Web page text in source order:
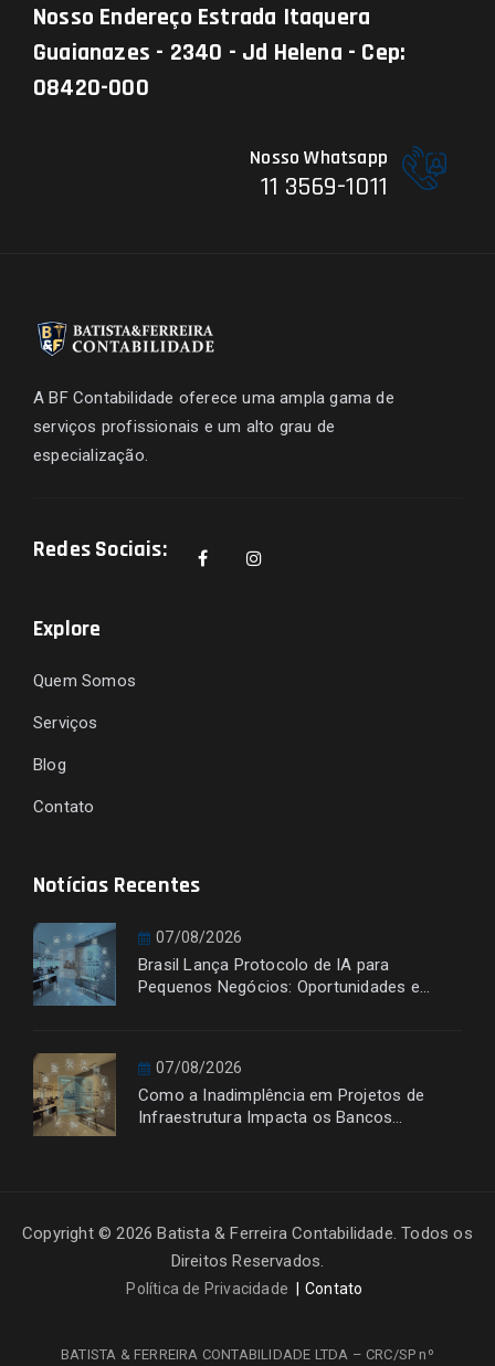
Nosso Endereço Estrada Itaquera
Guaianazes - 2340 - Jd Helena - Cep:
08420-000
Nosso Whatsapp
11 3569-1011
A BF Contabilidade oferece uma ampla gama de
serviços profissionais e um alto grau de
especialização.
Redes Sociais:
Explore
Quem Somos
Serviços
Blog
Contato
Notícias Recentes
07/08/2026
Brasil Lança Protocolo de IA para
Pequenos Negócios: Oportunidades e
07/08/2026
Como a Inadimplência em Projetos de
Infraestrutura Impacta os Bancos
Copyright © 2026 Batista & Ferreira Contabilidade. Todos os
Direitos Reservados.
Política de Privacidade Contato
BATISTA & FERREIRA CONTABILIDADE LTDA – CRC/SP nº